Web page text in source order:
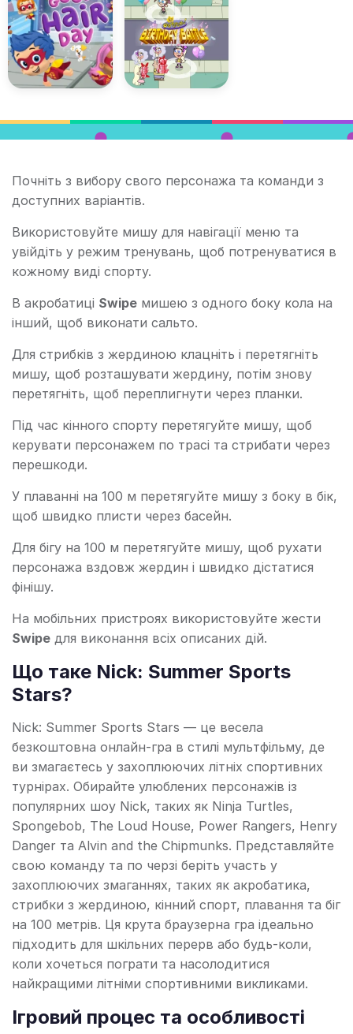
Почніть з вибору свого персонажа та команди з
доступних варіантів.
Використовуйте мишу для навігації меню та
увійдіть у режим тренувань, щоб потренуватися в
кожному виді спорту.
В акробатиці Swipe мишею з одного боку кола на
інший, щоб виконати сальто.
Для стрибків з жердиною клацніть і перетягніть
мишу, щоб розташувати жердину, потім знову
перетягніть, щоб переплигнути через планки.
Під час кінного спорту перетягуйте мишу, щоб
керувати персонажем по трасі та стрибати через
перешкоди.
У плаванні на 100 м перетягуйте мишу з боку в бік,
щоб швидко плисти через басейн.
Для бігу на 100 м перетягуйте мишу, щоб рухати
персонажа вздовж жердин і швидко дістатися
фінішу.
На мобільних пристроях використовуйте жести
Swipe для виконання всіх описаних дій.
Що таке Nick: Summer Sports
Stars?
Nick: Summer Sports Stars — це весела
безкоштовна онлайн-гра в стилі мультфільму, де
ви змагаєтесь у захоплюючих літніх спортивних
турнірах. Обирайте улюблених персонажів із
популярних шоу Nick, таких як Ninja Turtles,
Spongebob, The Loud House, Power Rangers, Henry
Danger та Alvin and the Chipmunks. Представляйте
свою команду та по черзі беріть участь у
захоплюючих змаганнях, таких як акробатика,
стрибки з жердиною, кінний спорт, плавання та біг
на 100 метрів. Ця крута браузерна гра ідеально
підходить для шкільних перерв або будь-коли,
коли хочеться пограти та насолодитися
найкращими літніми спортивними викликами.
Ігровий процес та особливості